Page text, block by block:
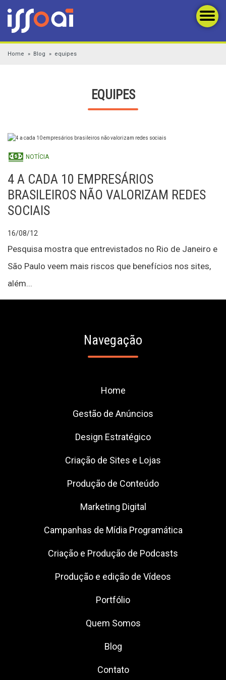
Home Blog equipes
EQUIPES
NOTÍCIA
4 A CADA 10 EMPRESÁRIOS
BRASILEIROS NÃO VALORIZAM REDES
SOCIAIS
16/08/12
Pesquisa mostra que entrevistados no Rio de Janeiro e
São Paulo veem mais riscos que benefícios nos sites,
além...
Navegação
Home
Gestão de Anúncios
Design Estratégico
Criação de Sites e Lojas
Produção de Conteúdo
Marketing Digital
Campanhas de Mídia Programática
Criação e Produção de Podcasts
Produção e edição de Vídeos
Portfólio
Quem Somos
Blog
Contato